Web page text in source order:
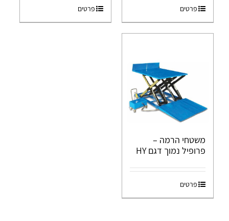
פרטים פרטים
משטחי הרמה –
פרופיל נמוך דגם HY
פרטים